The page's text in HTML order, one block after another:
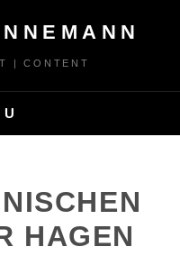
| CONTENT
HAGEN